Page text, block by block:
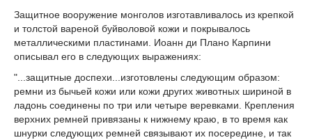
Защитное вооружение монголов изготавливалось из крепкой
и толстой вареной буйволовой кожи и покрывалось
металлическими пластинами. Иоанн ди Плано Карпини
описывал его в следующих выражениях:
"...защитные доспехи...изготовлены следующим образом:
ремни из бычьей кожи или кожи других животных шириной в
ладонь соединены по три или четыре веревками. Крепления
верхних ремней привязаны к нижнему краю, в то время как
шнурки следующих ремней связывают их посередине, и так